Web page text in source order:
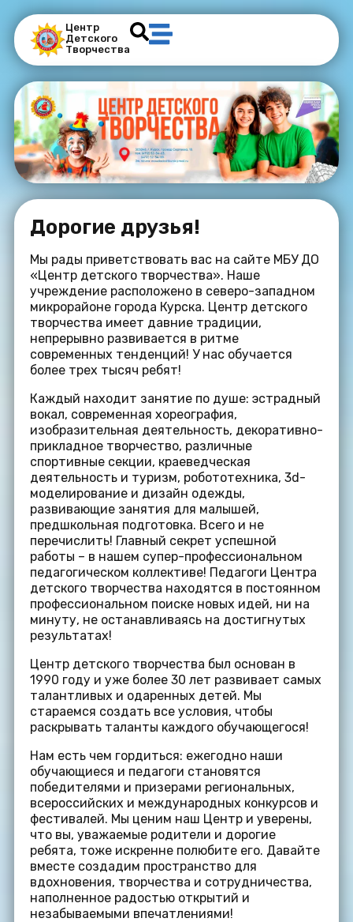
Центр
Детского
Творчества
Дорогие друзья!
Мы рады приветствовать вас на сайте МБУ ДО
«Центр детского творчества». Наше
учреждение расположено в северо-западном
микрорайоне города Курска. Центр детского
творчества имеет давние традиции,
непрерывно развивается в ритме
современных тенденций! У нас обучается
более трех тысяч ребят!
Каждый находит занятие по душе: эстрадный
вокал, современная хореография,
изобразительная деятельность, декоративно-
прикладное творчество, различные
спортивные секции, краеведческая
деятельность и туризм, робототехника, 3d-
моделирование и дизайн одежды,
развивающие занятия для малышей,
предшкольная подготовка. Всего и не
перечислить! Главный секрет успешной
работы – в нашем супер-профессиональном
педагогическом коллективе! Педагоги Центра
детского творчества находятся в постоянном
профессиональном поиске новых идей, ни на
минуту, не останавливаясь на достигнутых
результатах!
Центр детского творчества был основан в
1990 году и уже более 30 лет развивает самых
талантливых и одаренных детей. Мы
стараемся создать все условия, чтобы
раскрывать таланты каждого обучающегося!
Нам есть чем гордиться: ежегодно наши
обучающиеся и педагоги становятся
победителями и призерами региональных,
всероссийских и международных конкурсов и
фестивалей. Мы ценим наш Центр и уверены,
что вы, уважаемые родители и дорогие
ребята, тоже искренне полюбите его. Давайте
вместе создадим пространство для
вдохновения, творчества и сотрудничества,
наполненное радостью открытий и
незабываемыми впечатлениями!